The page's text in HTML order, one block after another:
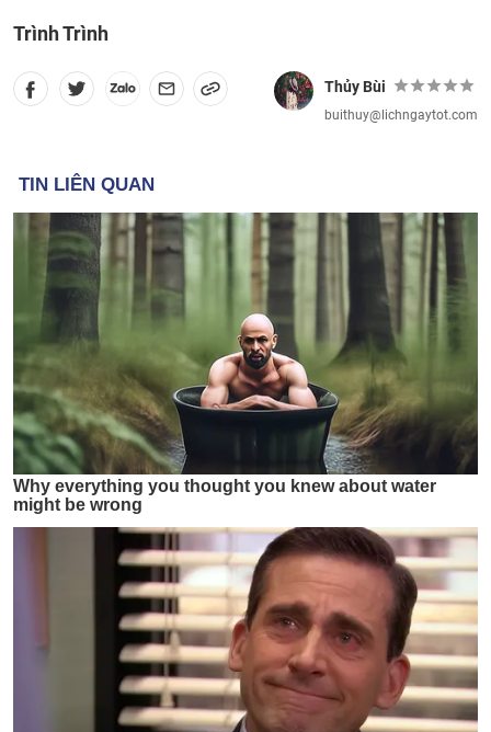
Trình Trình
Thủy Bùi
buithuy@lichngaytot.com